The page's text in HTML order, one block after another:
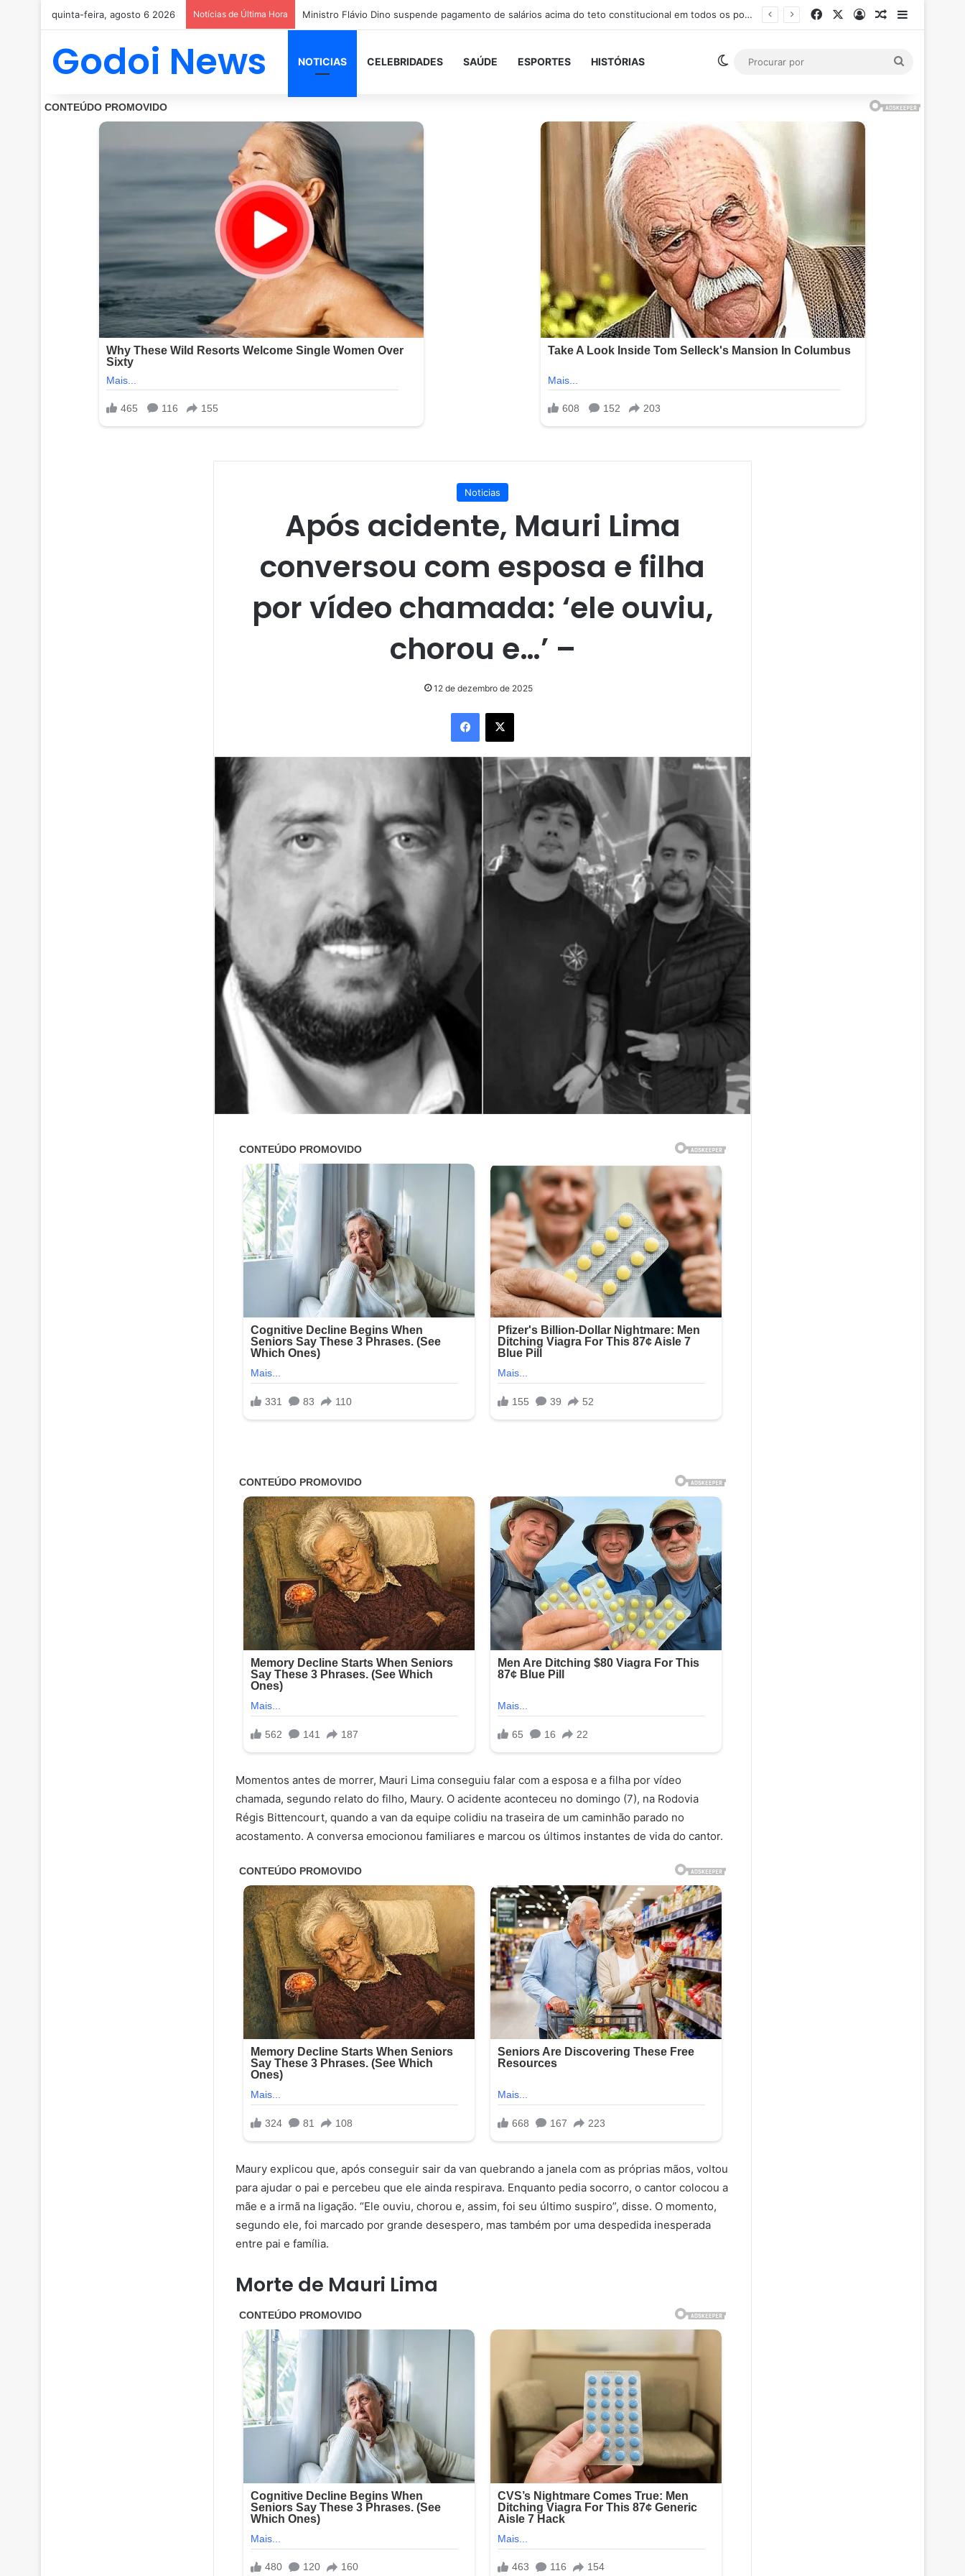
quinta-feira, agosto 6 2026 Notícias de Última Hora Ministro Flávio Dino suspende pagamento de salários acima do teto constitucional em todos os poderes FacebookEntrarArtigoBarra
Godoi News NOTICIAS CELEBRIDADES SAÚDE ESPORTES HISTÓRIAS Switch skin
Noticias
Após acidente, Mauri Lima
conversou com esposa e filha
por vídeo chamada: ‘ele ouviu,
chorou e…’ –
12 de dezembro de 2025
Facebook
X
Momentos antes de morrer, Mauri Lima conseguiu falar com a esposa e a filha por vídeo
chamada, segundo relato do filho, Maury. O acidente aconteceu no domingo (7), na Rodovia
Régis Bittencourt, quando a van da equipe colidiu na traseira de um caminhão parado no
acostamento. A conversa emocionou familiares e marcou os últimos instantes de vida do cantor.
Maury explicou que, após conseguir sair da van quebrando a janela com as próprias mãos, voltou
para ajudar o pai e percebeu que ele ainda respirava. Enquanto pedia socorro, o cantor colocou a
mãe e a irmã na ligação. “Ele ouviu, chorou e, assim, foi seu último suspiro”, disse. O momento,
segundo ele, foi marcado por grande desespero, mas também por uma despedida inesperada
entre pai e família.
Morte de Mauri Lima